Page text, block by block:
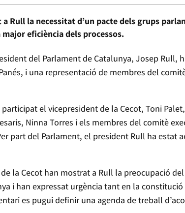
Rull la necessitat d’un pacte dels grups
eficiència dels processos.
del Parlament de Catalunya, Josep
i una representació de membres del
el vicepresident de la Cecot, Toni
Ninna Torres i els membres del comitè
part del Parlament, el president Rull ha estat
la Cecot han mostrat a Rull la preocupació
i han expressat urgència tant en la
es pugui definir una agenda de treball